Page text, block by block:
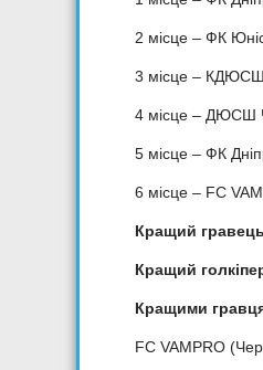
2 місце – ФК
3 місце –
4 місце – ДЮСШ
5 місце – ФК
6 місце – FC
Кращий
Кращий
Кращими
FC VAMPRO